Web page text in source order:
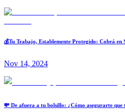
💰Tu Trabajo, Establemente Protegido: Cobrá en
Nov 14, 2024
💸 De afuera a tu bolsillo: ¿Cómo asegurarte que